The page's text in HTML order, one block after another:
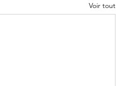
Voir tout